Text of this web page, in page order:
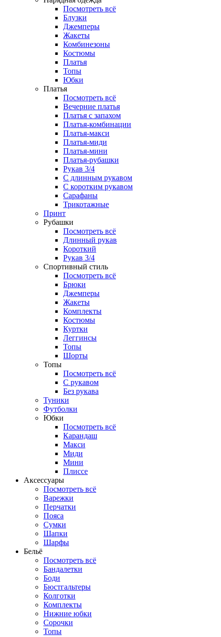
Посмотреть всё
Блузки
Джемперы
Жакеты
Комбинезоны
Костюмы
Платья
Топы
Юбки
Платья
Посмотреть всё
Вечерние платья
Платья с запахом
Платья-комбинации
Платья-макси
Платья-миди
Платья-мини
Платья-рубашки
Рукав 3/4
С длинным рукавом
С коротким рукавом
Сарафаны
Трикотажные
Принт
Рубашки
Посмотреть всё
Длинный рукав
Короткий
Рукав 3/4
Спортивный стиль
Посмотреть всё
Брюки
Джемперы
Жакеты
Комплекты
Костюмы
Куртки
Леггинсы
Топы
Шорты
Топы
Посмотреть всё
C рукавом
Без рукава
Туники
Футболки
Юбки
Посмотреть всё
Карандаш
Макси
Миди
Мини
Плиссе
Аксессуары
Посмотреть всё
Варежки
Перчатки
Пояса
Сумки
Шапки
Шарфы
Бельё
Посмотреть всё
Бандалетки
Боди
Бюстгальтеры
Колготки
Комплекты
Нижние юбки
Сорочки
Топы